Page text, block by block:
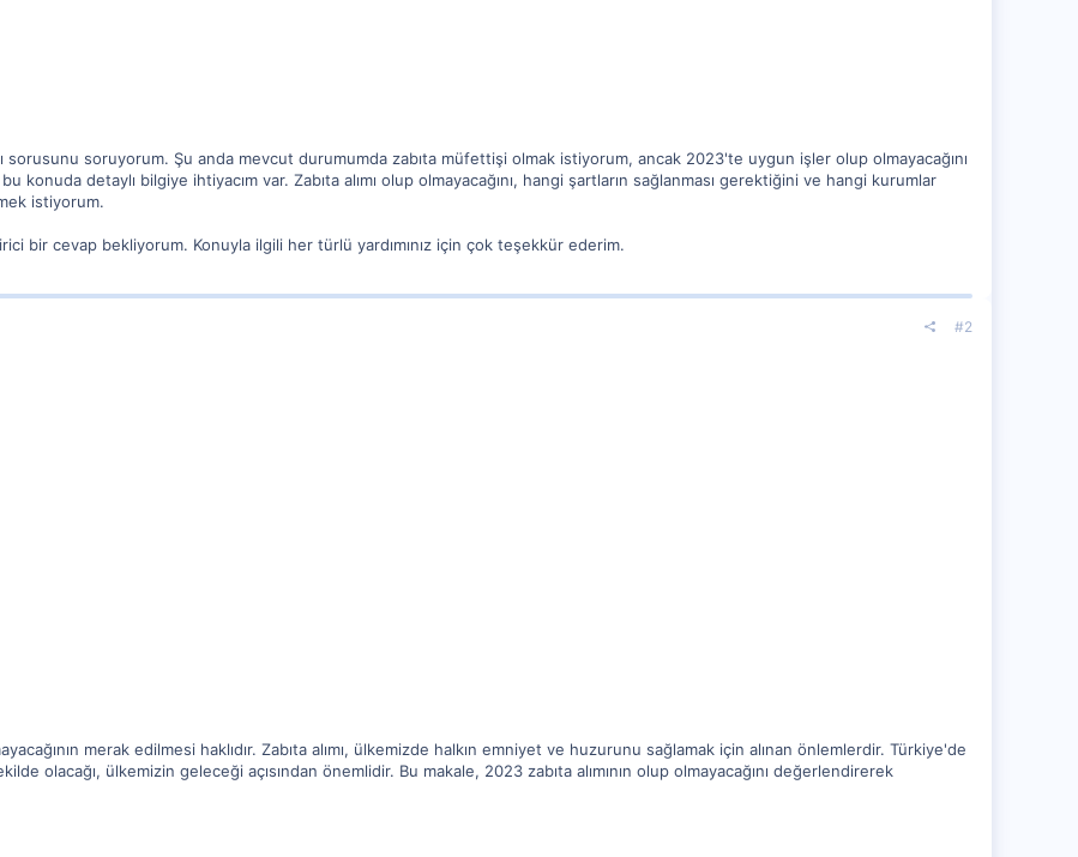
sorusunu soruyorum. Şu anda mevcut durumumda zabıta müfettişi olmak istiyorum, ancak 2023'te uygun işler olup olmayacağını
konuda detaylı bilgiye ihtiyacım var. Zabıta alımı olup olmayacağını, hangi şartların sağlanması gerektiğini ve hangi kurumlar
istiyorum.
bir cevap bekliyorum. Konuyla ilgili her türlü yardımınız için çok teşekkür ederim.
#2
merak edilmesi haklıdır. Zabıta alımı, ülkemizde halkın emniyet ve huzurunu sağlamak için alınan önlemlerdir. Türkiye'de
olacağı, ülkemizin geleceği açısından önemlidir. Bu makale, 2023 zabıta alımının olup olmayacağını değerlendirerek